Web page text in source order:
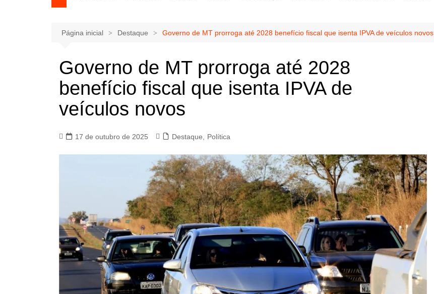
Página inicial Destaque Governo de MT prorroga até 2028 benefício fiscal que isenta IPVA de veículos novos
Governo de MT prorroga até 2028
benefício fiscal que isenta IPVA de
veículos novos
17 de outubro de 2025 Destaque Política